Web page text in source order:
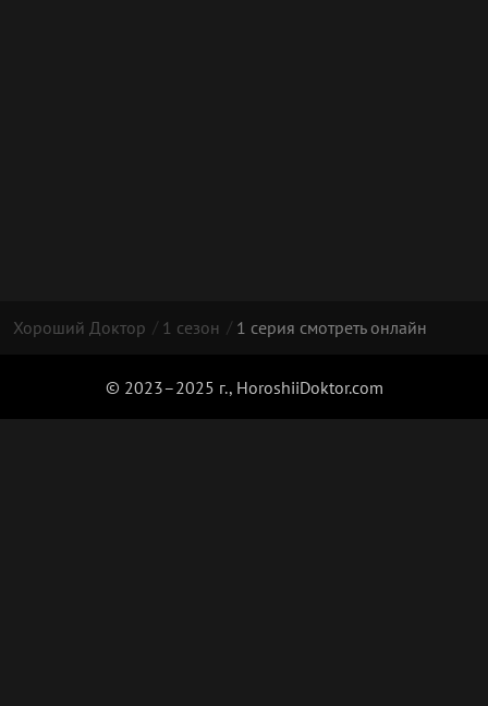
Хороший Доктор 1 сезон 1 серия смотреть онлайн
© 2023–2025 г., HoroshiiDoktor.com